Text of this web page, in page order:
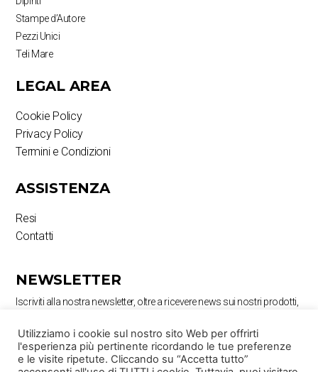
Stampe d’Autore
Pezzi Unici
Teli Mare
LEGAL AREA
Cookie Policy
Privacy Policy
Termini e Condizioni
ASSISTENZA
Resi
Contatti
NEWSLETTER
Iscriviti alla nostra newsletter, oltre a ricevere news sui nostri prodotti,
Utilizziamo i cookie sul nostro sito Web per offrirti
l'esperienza più pertinente ricordando le tue preferenze
e le visite ripetute. Cliccando su “Accetta tutto”